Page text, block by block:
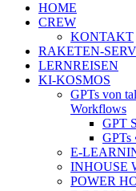
HOME
CREW
KONTAKT
RAKETEN-
LERNREISEN
KI-KOSMOS
GPTs von
Workflows
GPT
GPTs
E-
INHOUSE
POWER